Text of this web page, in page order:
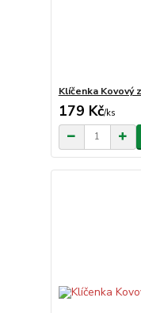
Klíčenka Kovový
179 Kč/ks